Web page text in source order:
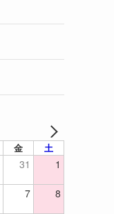
金 土
31 1
7 8